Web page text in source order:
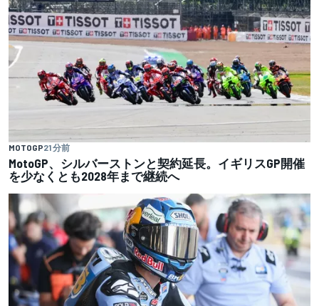
MOTOGP21 分前
MotoGP、シルバーストンと契約延長。イギリスGP開催
を少なくとも2028年まで継続へ